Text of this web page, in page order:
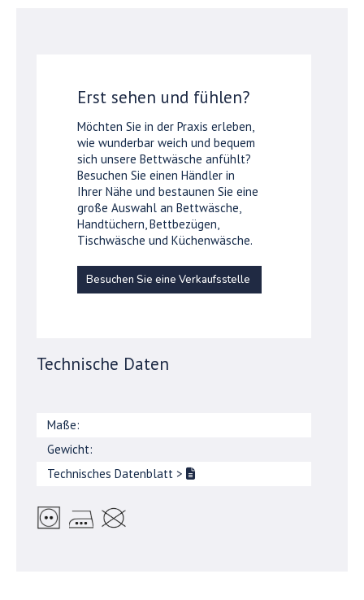
Erst sehen und fühlen?
Möchten Sie in der Praxis erleben,
wie wunderbar weich und bequem
sich unsere Bettwäsche anfühlt?
Besuchen Sie einen Händler in
Ihrer Nähe und bestaunen Sie eine
große Auswahl an Bettwäsche,
Handtüchern, Bettbezügen,
Tischwäsche und Küchenwäsche.
Besuchen Sie eine Verkaufsstelle
Technische Daten
Maße:
Gewicht:
Technisches Datenblatt >